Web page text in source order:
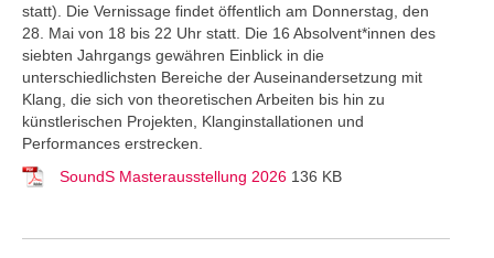
statt). Die Vernissage findet öffentlich am Donnerstag, den
28. Mai von 18 bis 22 Uhr statt. Die 16 Absolvent*innen des
siebten Jahrgangs gewähren Einblick in die
unterschiedlichsten Bereiche der Auseinandersetzung mit
Klang, die sich von theoretischen Arbeiten bis hin zu
künstlerischen Projekten, Klanginstallationen und
Performances erstrecken.
SoundS Masterausstellung 2026 136 KB